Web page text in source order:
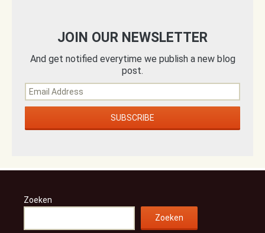
JOIN OUR NEWSLETTER
And get notified everytime we publish a new blog
post.
Zoeken
Zoeken